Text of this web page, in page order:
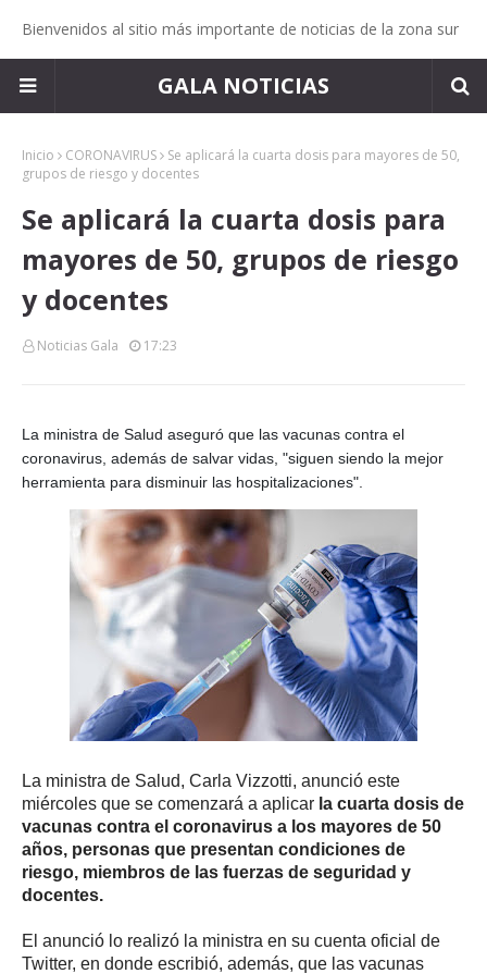
Bienvenidos al sitio más importante de noticias de la zona sur
GALA NOTICIAS
Inicio CORONAVIRUS
Se aplicará la cuarta dosis para mayores de 50,
grupos de riesgo y docentes
Se aplicará la cuarta dosis para
mayores de 50, grupos de riesgo
y docentes
Noticias Gala 17:23
La ministra de Salud aseguró que las vacunas contra el
coronavirus, además de salvar vidas, "siguen siendo la mejor
herramienta para disminuir las hospitalizaciones".
La ministra de Salud, Carla Vizzotti, anunció este
miércoles que se comenzará a aplicar la cuarta dosis de
vacunas contra el coronavirus a los mayores de 50
años, personas que presentan condiciones de
riesgo, miembros de las fuerzas de seguridad y
docentes.
El anunció lo realizó la ministra en su cuenta oficial de
Twitter, en donde escribió, además, que las vacunas